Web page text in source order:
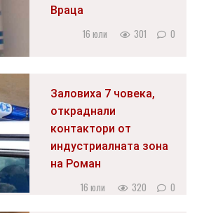
Враца
16 юли 301 0
Заловиха 7 човека,
откраднали
контактори от
индустриалната зона
на Роман
16 юли 320 0